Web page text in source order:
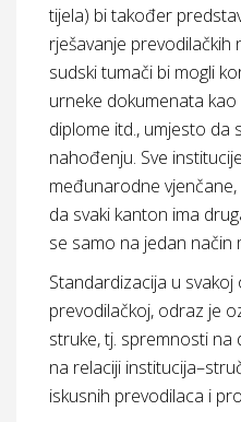
tijela) bi također
rješavanje prevodilačkih
sudski tumači bi mogli
urneke dokumenata
diplome itd., umjesto da
nahođenju. Sve
međunarodne
da svaki kanton ima
se samo na jedan način
Standardizacija u svakoj
prevodilačkoj, odraz je
struke, tj. spremnosti na
na relaciji
iskusnih prevodilaca i